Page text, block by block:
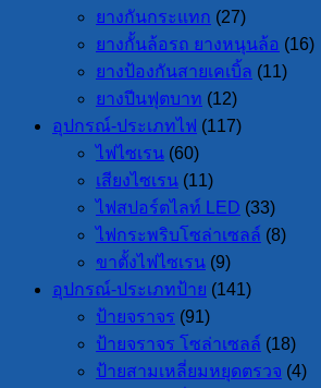
ยางกันกระแทก (27)
ยางกั้นล้อรถ ยางหนุนล้อ (16)
ยางป้องกันสายเคเบิ้ล (11)
ยางปีนฟุตบาท (12)
อุปกรณ์-ประเภทไฟ (117)
ไฟไซเรน (60)
เสียงไซเรน (11)
ไฟสปอร์ตไลท์ LED (33)
ไฟกระพริบโซล่าเซลล์ (8)
ขาตั้งไฟไซเรน (9)
อุปกรณ์-ประเภทป้าย (141)
ป้ายจราจร (91)
ป้ายจราจร โซล่าเซลล์ (18)
ป้ายสามเหลี่ยมหยุดตรวจ (4)